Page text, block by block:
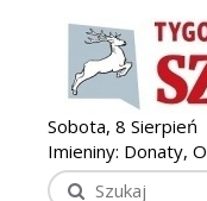
Sobota, 8 Sierpień
Imieniny: Donaty,